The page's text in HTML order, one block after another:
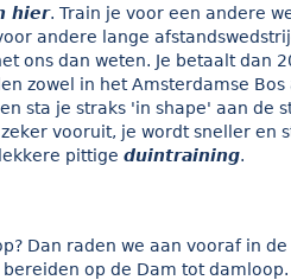
hier. Train je voor een andere
andere lange
ons dan weten. Je betaalt dan
zowel in het Amsterdamse Bos
sta je straks 'in shape' aan de
vooruit, je wordt sneller en
pittige duintraining.
Dan raden we aan vooraf in
op de Dam tot damloop.